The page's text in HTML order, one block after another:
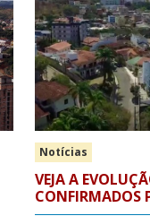
Notícias
VEJA A
CONFIRMADOS